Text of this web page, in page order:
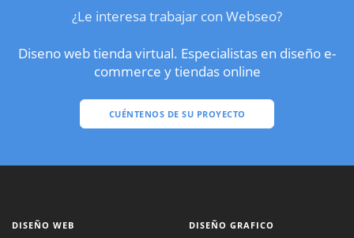
¿Le interesa trabajar con Webseo?
Diseno web tienda virtual. Especialistas en diseño e-
commerce y tiendas online
CUÉNTENOS DE SU PROYECTO
DISEÑO WEB DISEÑO GRAFICO